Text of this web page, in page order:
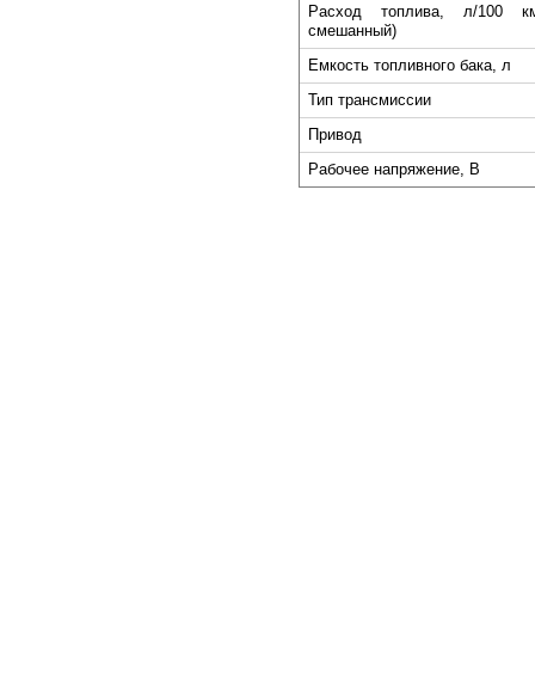
Расход топлива, л/100
смешанный)
Емкость топливного бака, л
Тип трансмиссии
Привод
Рабочее напряжение, В